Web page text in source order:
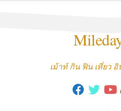
เม้าท์ กิน ฟิน เที่ยว อิ